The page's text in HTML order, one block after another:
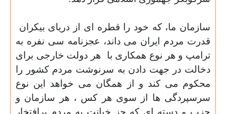
سازمان ما، که خود را قطره ای از دریای بیکران
قدرت مردم ایران می داند، عجزنامه سی نفره به
ترامپ و هر نوع همکاری با
هر دولت خارجی برای
دخالت در جهت دادن به سرنوشت مردم کشور را
محکوم می کند و از همگان می خواهد این نوع
سرسپردگی ها از سوی هر کس ، هر سازمان و
حزب و دسته ای که جز خیانت به مردم پرافتخار